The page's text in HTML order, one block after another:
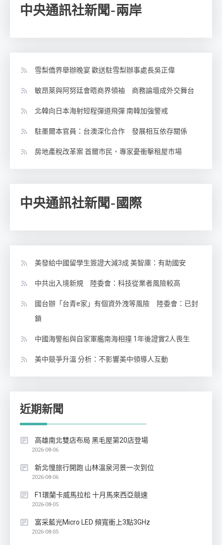
中央通訊社新聞-兩岸
雪梨僑界舉辦晚宴 歡送駐雪梨辦事處長吳正偉
敏昂萊與阿努廷會晤商界領袖 商務論壇成外交舞台
北韓向日本海射短程彈道飛彈 南韓加強警戒
駐墨爾本官員：台澳深化合作 發展相互依存關係
房地產稅改革案 首爾市民、專家憂衝擊租屋市場
中央通訊社新聞-國際
美發給中國留學生簽證大減3成 美智庫：有助國安
中共出入境新規 陸委會：科技從業者風險較高
國台辦「台青e家」有個資外洩等風險 陸委會：已封
鎖
中國海警船與自家軍艦南海相撞 1年後證實2人喪生
美中競爭升溫 分析：不影響美中領導人互動
近期新聞
高雄南北雙店布局 黑毛屋第20店登場
2026-08-06
新北慢旅行開跑 山林溫泉河景一次到位
2026-08-06
F1環蘭卡威馬拉松 十月馬來西亞競速
2026-08-05
富采藍光Micro LED 頻寬衝上3點3GHz
2026-08-05